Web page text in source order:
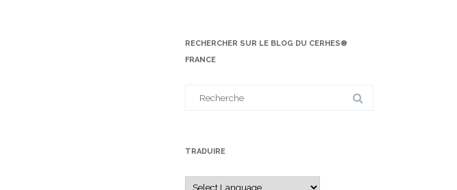
RECHERCHER SUR LE BLOG DU CERHES®
FRANCE
TRADUIRE